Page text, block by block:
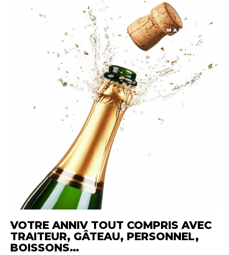
VOTRE ANNIV TOUT COMPRIS AVEC
TRAITEUR, GÂTEAU, PERSONNEL,
BOISSONS…